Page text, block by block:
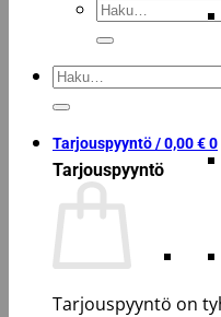
Etsi:
Etsi:
Tarjouspyyntö /0,00€0
Tarjouspyyntö
Tarjouspyyntö on